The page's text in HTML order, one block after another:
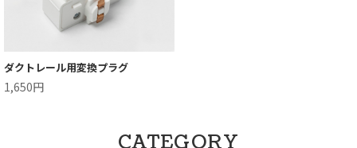
ダクトレール用変換プラグ
1,650円
CATEGORY